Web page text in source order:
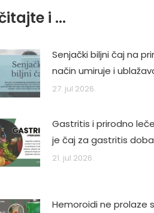
i ...
Senjački biljni čaj na
način umiruje i
27. jul 2026.
Gastritis i prirodno
je čaj za gastritis
21. jul 2026.
Hemoroidi ne prolaze